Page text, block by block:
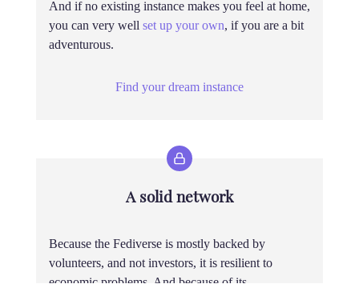
And if no existing instance makes you feel at home,
you can very well set up your own, if you are a bit
adventurous.
Find your dream instance
A solid network
Because the Fediverse is mostly backed by
volunteers, and not investors, it is resilient to
economic problems. And because of its